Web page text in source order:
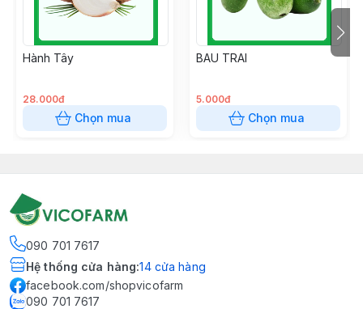
Hành Tây
28.000đ
Chọn mua
BAU TRAI
5.000đ
Chọn mua
090 701 7617
Hệ thống cửa hàng:14 cửa hàng
facebook.com/shopvicofarm
090 701 7617